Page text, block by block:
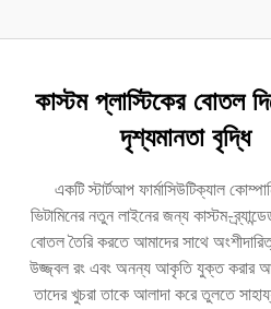
কাস্টম প্লাস্টিকের বোতল
দৃশ্যমানতা বৃদ্ধি
একটি স্টার্টআপ ফার্মাসিউটিক্যাল
ভিটামিনের নতুন লাইনের জন্য কাস্টম-
বোতল তৈরি করতে আমাদের সাথে
উজ্জ্বল রং এবং অনন্য আকৃতি যুক্ত করার
তাদের খুচরা তাকে আলাদা করে তুলতে